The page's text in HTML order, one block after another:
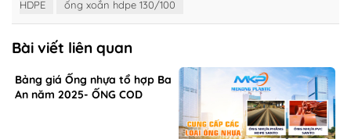
HDPE
ống xoắn hdpe 130/100
Bài viết liên quan
Bảng giá Ống nhựa tổ hợp Ba
An năm 2025- ỐNG COD